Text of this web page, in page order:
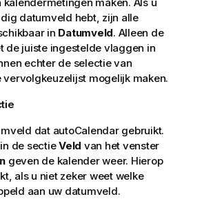
datumveld hebt, zijn alle
in Datumveld. Alleen de
de juiste ingestelde vlaggen in
echter de selectie van
mogelijk maken.
dat autoCalendargebruikt.
de sectieVeld van het venster
geven de kalender weer. Hierop
als u niet zeker weet welke
aan uw datumveld.